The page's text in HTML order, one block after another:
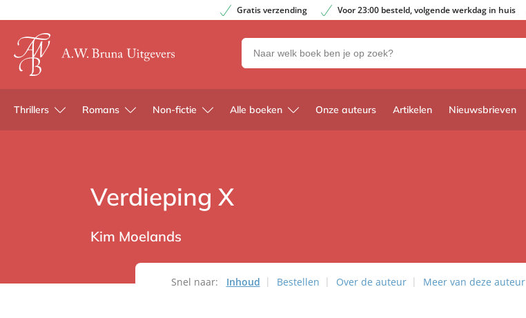
Gratis verzending Voor 23:00 besteld, volgende werkdag in huis
Zoeken
naar
en
uitgevers
Thrillers Romans Non-fictie Alle boeken Onze auteurs Artikelen Nieuwsbrieven
Verdieping X
Kim Moelands
Snel naar: Inhoud Bestellen Over de auteur Meer van deze auteur